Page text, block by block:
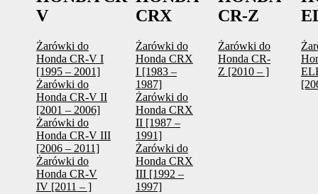
V
Żarówki do
Honda CR-V I
[1995 – 2001]
Żarówki do
Honda CR-V II
[2001 – 2006]
Żarówki do
Honda CR-V III
[2006 – 2011]
Żarówki do
Honda CR-V
IV [2011 – ]
CRX
Żarówki do
Honda CRX
I [1983 –
1987]
Żarówki do
Honda CRX
II [1987 –
1991]
Żarówki do
Honda CRX
III [1992 –
1997]
CR-Z
Żarówki do
Honda CR-
Z [2010 – ]